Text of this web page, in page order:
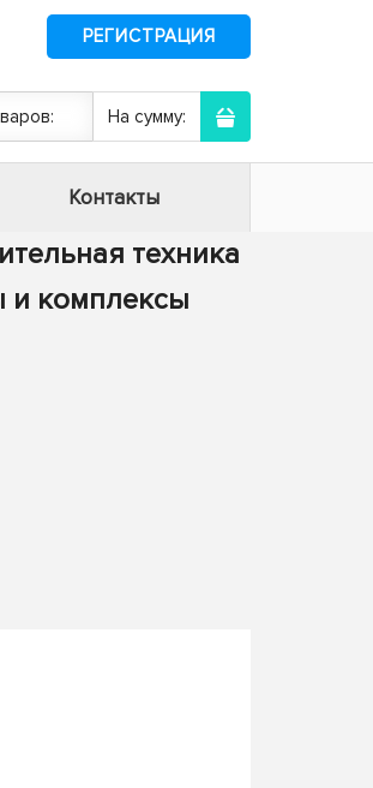
РЕГИСТРАЦИЯ
На сумму:
Контакты
техника
и комплексы